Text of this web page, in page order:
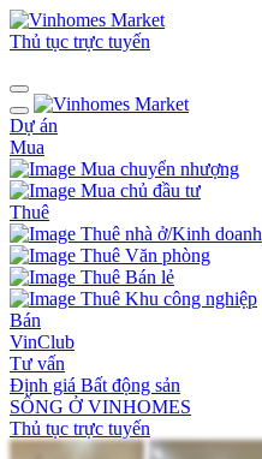
Thủ tục trực tuyến
Dự án
Mua
Mua chuyển nhượng
Mua chủ đầu tư
Thuê
Thuê nhà ở/Kinh doanh
Thuê Văn phòng
Thuê Bán lẻ
Thuê Khu công nghiệp
Bán
VinClub
Tư vấn
Định giá Bất động sản
SỐNG Ở VINHOMES
Thủ tục trực tuyến